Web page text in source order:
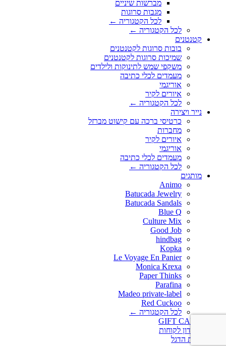
מברשות שיניים
מגבות סרוגות
לכל הקטגוריה ←
לכל הקטגוריה ←
קטנטנים
בובות סרוגות לקטנטנים
שמיכות סרוגות לקטנטנים
משקפי שמש לתינוקות ולילדים
מעמדים לכלי כתיבה
אוריגמי
איורים לקיר
לכל הקטגוריה ←
נייר ויצירה
כרטיסי ברכה עם קישוט מברזל
מחברות
איורים לקיר
אוריגמי
מעמדים לכלי כתיבה
לכל הקטגוריה ←
מותגים
Animo
Batucada Jewelry
Batucada Sandals
Blue Q
Culture Mix
Good Job
hindbag
Kopka
Le Voyage En Panier
Monica Krexa
Paper Thinks
Parafina
Madeo private-label
Red Cuckoo
לכל הקטגוריה ←
GIFT CARD
מועדון לקוחות
חנות הדגל